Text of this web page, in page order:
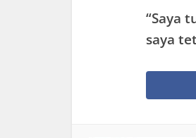
“Saya
saya